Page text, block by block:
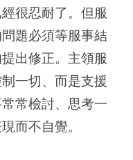
很忍耐了。但服
題必須等服事結
出修正。主領服
一切、而是支援
常檢討、思考一
而不自覺。